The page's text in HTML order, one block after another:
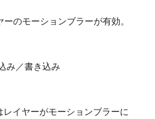
のモーションブラーが有効。
み／書き込み
イヤーがモーションブラーに